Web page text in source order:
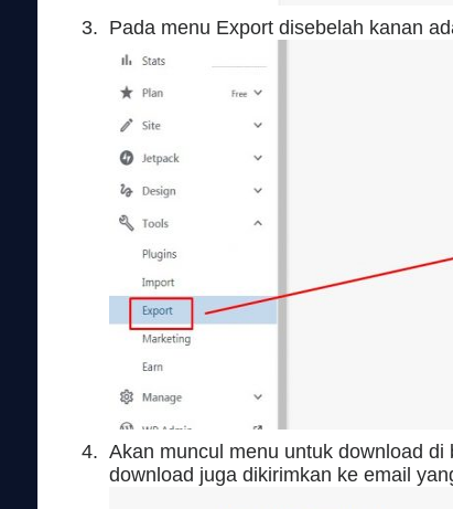
Pada menu Export disebelah kanan
Akan muncul menu untuk download
download juga dikirimkan ke email